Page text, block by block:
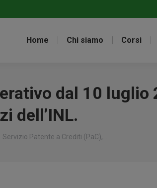
Home Chi siamo Corsi
dal 10
dell’INL.
Servizio Patente a Crediti (PaC),…